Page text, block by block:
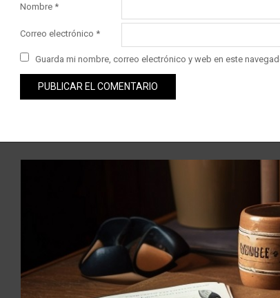
Nombre *
Correo electrónico *
Guarda mi nombre, correo electrónico y web en este